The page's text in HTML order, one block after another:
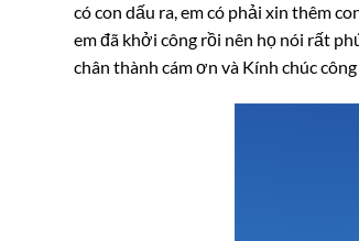
có con dấu ra, em có phải xin thêm
em đã khởi công rồi nên họ nói rất
chân thành cám ơn và Kính chúc